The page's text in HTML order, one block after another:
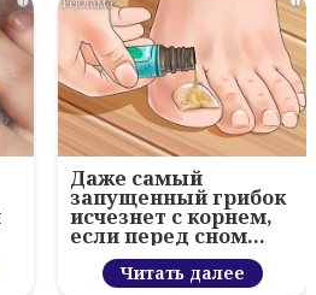
Даже самый
запущенный грибок
исчезнет с корнем,
если перед сном…
Читать далее